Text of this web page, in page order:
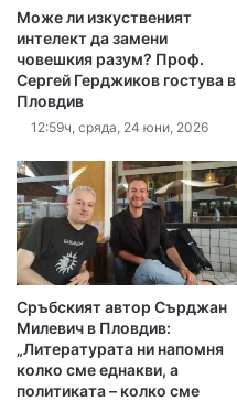
Може ли изкуственият
интелект да замени
човешкия разум? Проф.
Сергей Герджиков гостува в
Пловдив
12:59ч, сряда, 24 юни, 2026
Сръбският автор Сърджан
Милевич в Пловдив:
„Литературата ни напомня
колко сме еднакви, а
политиката – колко сме